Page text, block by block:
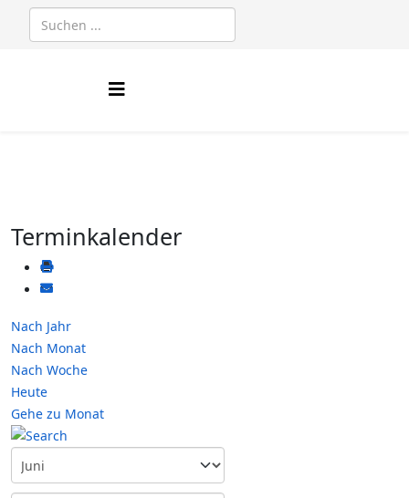
Terminkalender
Nach Jahr
Nach Monat
Nach Woche
Heute
Gehe zu Monat